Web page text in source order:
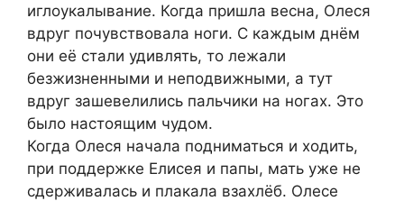
иглоукалывание. Когда пришла весна, Олеся
вдруг почувствовала ноги. С каждым днём
они её стали удивлять, то лежали
безжизненными и неподвижными, а тут
вдруг зашевелились пальчики на ногах. Это
было настоящим чудом.
Когда Олеся начала подниматься и ходить,
при поддержке Елисея и папы, мать уже не
сдерживалась и плакала взахлёб. Олесе